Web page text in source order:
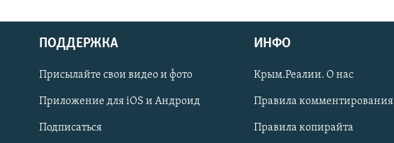
Українською
Qırımtatar
ПРИСОЕДИНЯЙТЕСЬ!
ПОДДЕРЖКА
Присылайте свои видео и фото
Приложение для iOS и Андроид
Подписаться
ИНФО
Крым.Реалии. О нас
Правила комментирования
Правила копирайта